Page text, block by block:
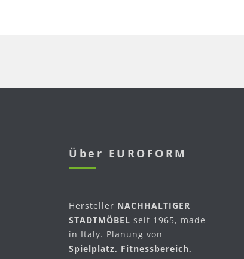
Über EUROFORM
Hersteller NACHHALTIGER
STADTMÖBEL seit 1965, made
in Italy. Planung von
Spielplatz, Fitnessbereich,